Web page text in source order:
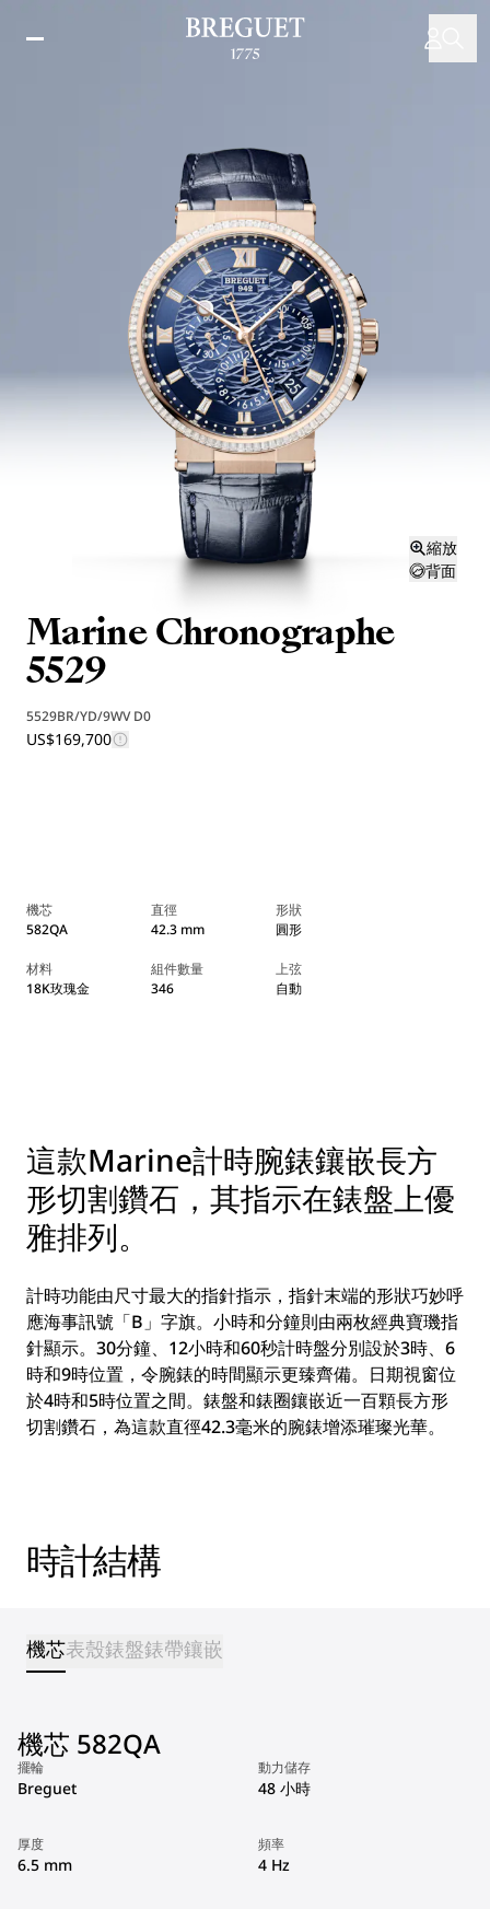
縮放
背面
Marine Chronographe
5529
5529BR/YD/9WV D0
US$169,700
機芯
582QA
直徑
42.3 mm
形狀
圓形
材料
18K玫瑰金
組件數量
346
上弦
自動
這款Marine計時腕錶鑲嵌長方
形切割鑽石，其指示在錶盤上優
雅排列。
計時功能由尺寸最大的指針指示，指針末端的形狀巧妙呼
應海事訊號「B」字旗。小時和分鐘則由兩枚經典寶璣指
針顯示。30分鐘、12小時和60秒計時盤分別設於3時、6
時和9時位置，令腕錶的時間顯示更臻齊備。日期視窗位
於4時和5時位置之間。錶盤和錶圈鑲嵌近一百顆長方形
切割鑽石，為這款直徑42.3毫米的腕錶增添璀璨光華。
時計結構
機芯表殼錶盤錶帶鑲嵌
機芯 582QA
擺輪
Breguet
動力儲存
48 小時
厚度
6.5 mm
頻率
4 Hz